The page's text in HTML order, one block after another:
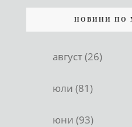
НОВИНИ ПО
август (26)
юли (81)
юни (93)